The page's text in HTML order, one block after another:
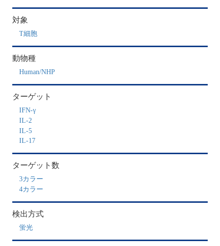
対象
T細胞
動物種
Human/NHP
ターゲット
IFN-γ
IL-2
IL-5
IL-17
ターゲット数
3カラー
4カラー
検出方式
蛍光